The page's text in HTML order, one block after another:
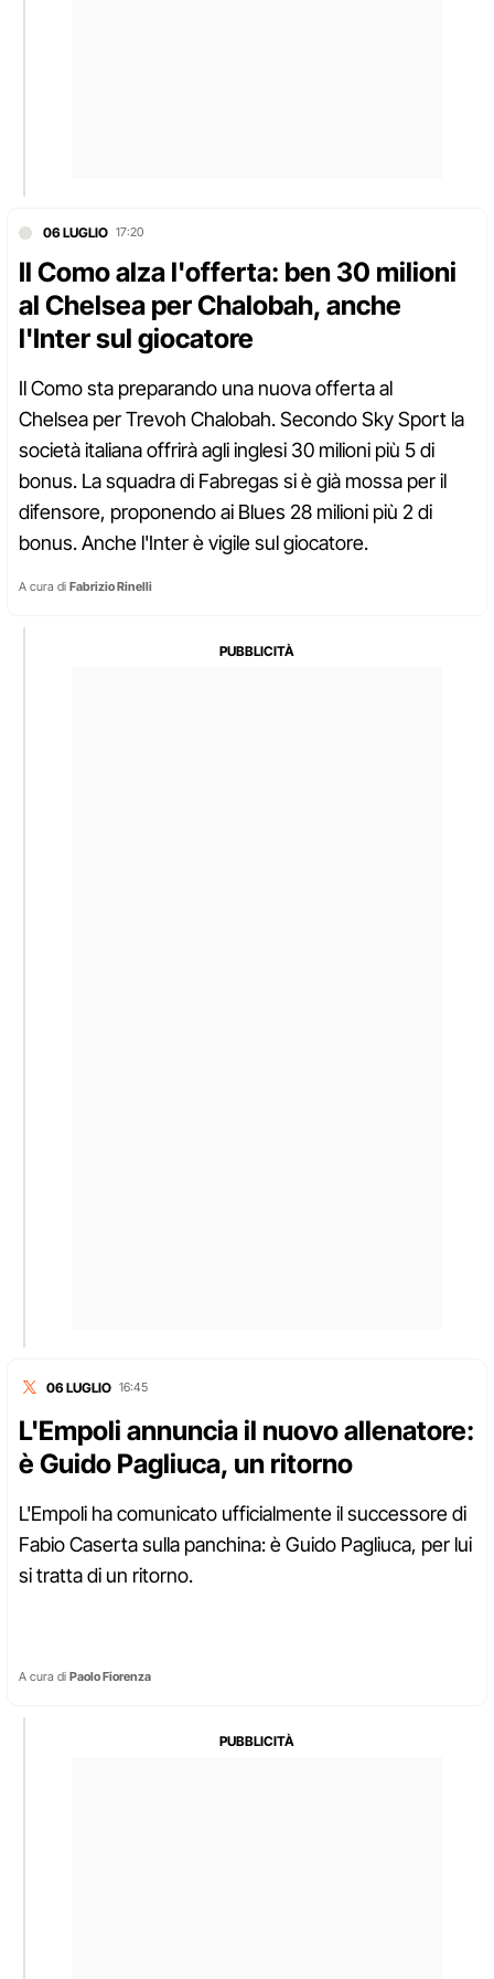
06 LUGLIO 17:20
Il Como alza l'offerta: ben 30 milioni
al Chelsea per Chalobah, anche
l'Inter sul giocatore
Il Como sta preparando una nuova offerta al
Chelsea per Trevoh Chalobah. Secondo Sky Sport la
società italiana offrirà agli inglesi 30 milioni più 5 di
bonus. La squadra di Fabregas si è già mossa per il
difensore, proponendo ai Blues 28 milioni più 2 di
bonus. Anche l'Inter è vigile sul giocatore.
A cura di Fabrizio Rinelli
06 LUGLIO 16:45
L'Empoli annuncia il nuovo allenatore:
è Guido Pagliuca, un ritorno
L'Empoli ha comunicato ufficialmente il successore di
Fabio Caserta sulla panchina: è Guido Pagliuca, per lui
si tratta di un ritorno.
A cura di Paolo Fiorenza